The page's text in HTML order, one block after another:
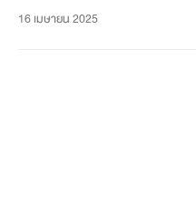
16 เมษายน 2025